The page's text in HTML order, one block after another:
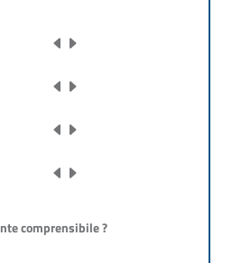
comprensibile ?